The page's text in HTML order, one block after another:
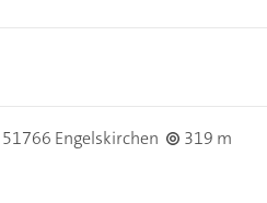
51766 Engelskirchen
319 m